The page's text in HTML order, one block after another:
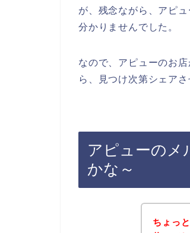
が、残念ながら、アピ
分かりませんでした。
なので、アピューのお
ら、見つけ次第シェア
アピューのメ
かな～
ちょっ